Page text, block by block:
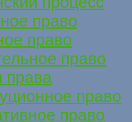
право
право
право
права
право
право